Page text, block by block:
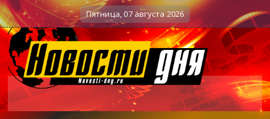
Военные действия Вечерние баталии политологов у
Пятница, 07 августа 2026